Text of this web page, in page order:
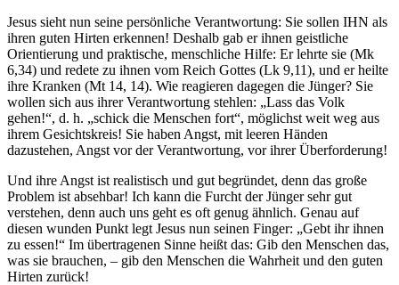
Jesus sieht nun seine persönliche Verantwortung: Sie sollen IHN als
ihren guten Hirten erkennen! Deshalb gab er ihnen geistliche
Orientierung und praktische, menschliche Hilfe: Er lehrte sie (Mk
6,34) und redete zu ihnen vom Reich Gottes (Lk 9,11), und er heilte
ihre Kranken (Mt 14, 14). Wie reagieren dagegen die Jünger? Sie
wollen sich aus ihrer Verantwortung stehlen: „Lass das Volk
gehen!“, d. h. „schick die Menschen fort“, möglichst weit weg aus
ihrem Gesichtskreis! Sie haben Angst, mit leeren Händen
dazustehen, Angst vor der Verantwortung, vor ihrer Überforderung!
Und ihre Angst ist realistisch und gut begründet, denn das große
Problem ist absehbar! Ich kann die Furcht der Jünger sehr gut
verstehen, denn auch uns geht es oft genug ähnlich. Genau auf
diesen wunden Punkt legt Jesus nun seinen Finger: „Gebt ihr ihnen
zu essen!“ Im übertragenen Sinne heißt das: Gib den Menschen das,
was sie brauchen, – gib den Menschen die Wahrheit und den guten
Hirten zurück!